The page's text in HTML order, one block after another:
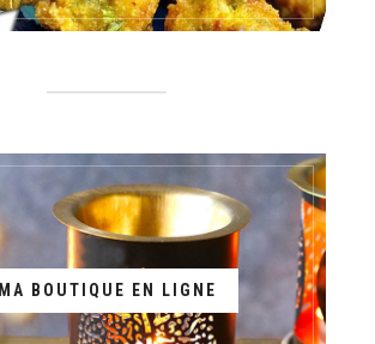
MA BOUTIQUE EN LIGNE